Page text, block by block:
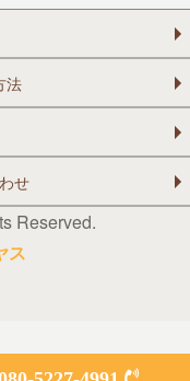
法
せ
Reserved.
ス